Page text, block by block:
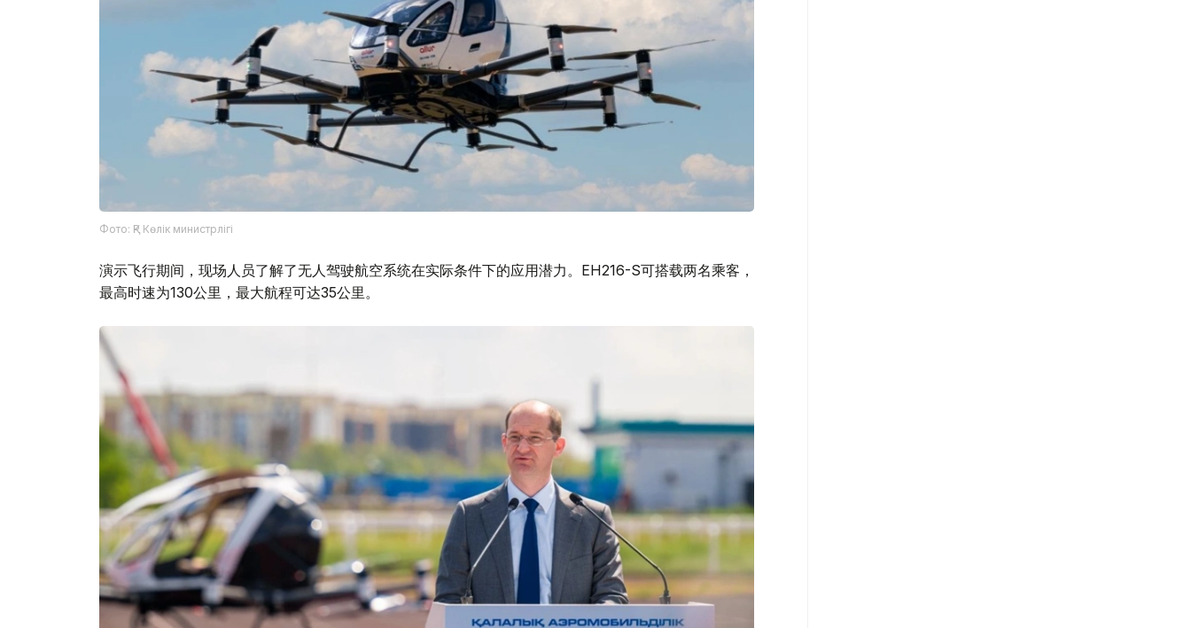
Фото: ҚР Көлік министрлігі
演示飞行期间，现场人员了解了无人驾驶航空系统在实际条件下的应用潜力。EH216-S可搭载两名乘客，
最高时速为130公里，最大航程可达35公里。